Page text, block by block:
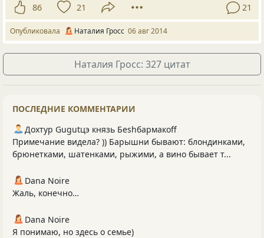
86 21 21
Опубликовала Наталия Гросс 06 авг 2014
Наталия Гросс: 327 цитат
ПОСЛЕДНИЕ КОММЕНТАРИИ
Дохтур Gugutцэ князь Беshбармакоff
Примечание видела? )) Барышни бывают: блондинками,
брюнетками, шатенками, рыжими, а вино бывает т...
Dana Noire
Жаль, конечно…
Dana Noire
Я понимаю, но здесь о семье)